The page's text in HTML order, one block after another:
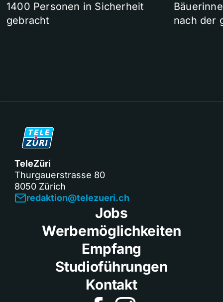
1400 Personen in Sicherheit
gebracht
nach der
TeleZüri
Thurgauerstrasse 80
8050 Zürich
redaktion@telezueri.ch
Jobs
Werbemöglichkeiten
Empfang
Studioführungen
Kontakt